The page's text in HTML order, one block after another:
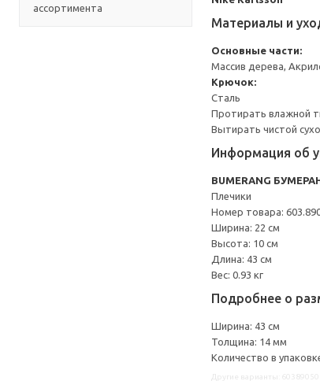
ассортимента
Материалы и
Основные части:
Массив дерева,
Крючок:
Сталь
Протирать влажной
Вытирать чистой
Информация об
BUMERANG
Плечики
Номер товара:
Ширина: 22 см
Высота: 10 см
Длина: 43 см
Вес: 0.93 кг
Подробнее о
Ширина: 43 см
Толщина: 14 мм
Количество в